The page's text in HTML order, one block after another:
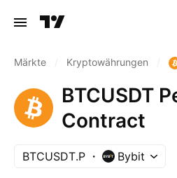
Märkte Kryptowährungen
BTCUSDT
Contract
BTCUSDT.P Bybit